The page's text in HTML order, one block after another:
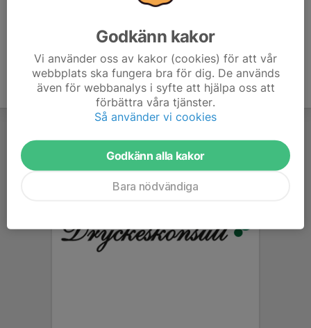
Godkänn kakor
Vi använder oss av kakor (cookies) för att vår
webbplats ska fungera bra för dig. De används
även för webbanalys i syfte att hjälpa oss att
förbättra våra tjänster.
Så använder vi cookies
Godkänn alla kakor
Bara nödvändiga